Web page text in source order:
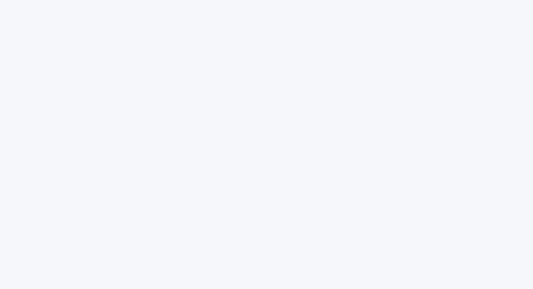
财务工作经验；
管理工作经验。
；
或一级注册建造师；